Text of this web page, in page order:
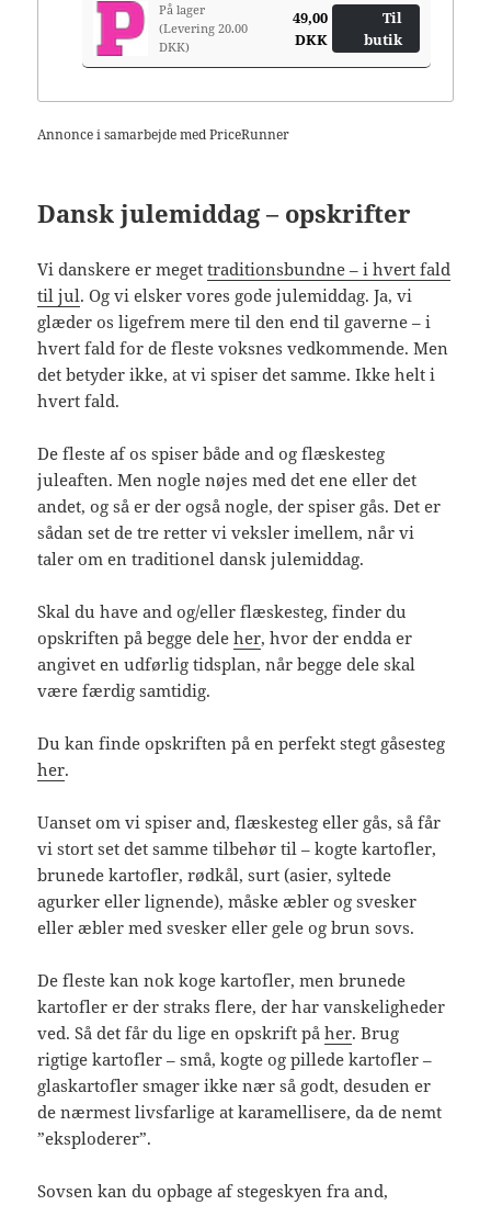
På lager
(Levering 20.00
DKK)
49,00
DKK
Til
butik
Annonce i samarbejde med PriceRunner
Dansk julemiddag – opskrifter
Vi danskere er megettraditionsbundne – i hvert fald
til jul. Og vi elsker vores gode julemiddag. Ja, vi
glæder os ligefrem mere til den end til gaverne – i
hvert fald for de fleste voksnes vedkommende. Men
det betyder ikke, at vi spiser det samme. Ikke helt i
hvert fald.
De fleste af os spiser både and og flæskesteg
juleaften. Men nogle nøjes med det ene eller det
andet, og så er der også nogle, der spiser gås. Det er
sådan set de tre retter vi veksler imellem, når vi
taler om en traditionel dansk julemiddag.
Skal du have and og/eller flæskesteg, finder du
opskriften på begge deleher, hvor der endda er
angivet en udførlig tidsplan, når begge dele skal
være færdig samtidig.
Du kan finde opskriften på en perfekt stegt gåsesteg
her.
Uanset om vi spiser and, flæskesteg eller gås, så får
vi stort set det samme tilbehør til – kogte kartofler,
brunede kartofler, rødkål, surt (asier, syltede
agurker eller lignende), måske æbler og svesker
eller æbler med svesker eller gele og brun sovs.
De fleste kan nok koge kartofler, men brunede
kartofler er der straks flere, der har vanskeligheder
ved. Så det får du lige en opskrift påher. Brug
rigtige kartofler – små, kogte og pillede kartofler –
glaskartofler smager ikke nær så godt, desuden er
de nærmest livsfarlige at karamellisere, da de nemt
”eksploderer”.
Sovsen kan du opbage af stegeskyen fra and,